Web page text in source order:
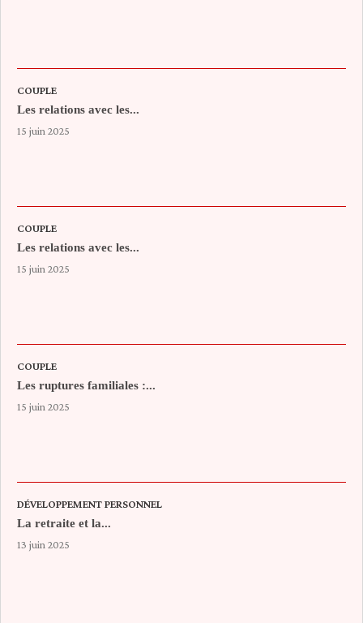
COUPLE
Les relations avec les...
15 juin 2025
COUPLE
Les relations avec les...
15 juin 2025
COUPLE
Les ruptures familiales :...
15 juin 2025
DÉVELOPPEMENT PERSONNEL
La retraite et la...
13 juin 2025